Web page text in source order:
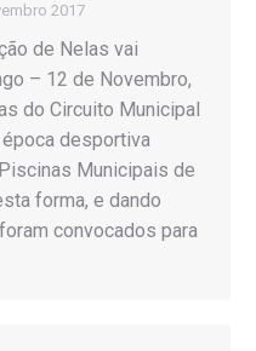
2017
de Nelas vai
– 12 de Novembro,
do Circuito Municipal
desportiva
Municipais de
forma, e dando
convocados para